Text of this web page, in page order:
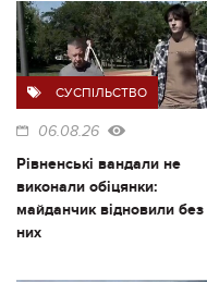
СУСПІЛЬСТВО
06.08.26
Рівненські вандали не
виконали обіцянки:
майданчик відновили без
них